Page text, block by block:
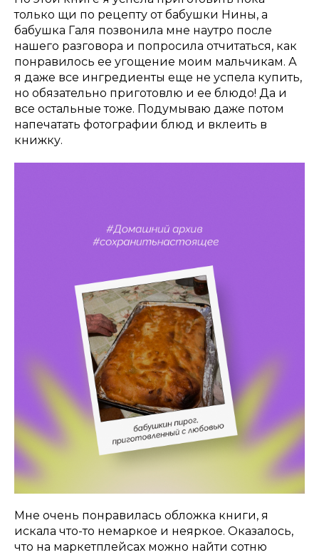
только щи по рецепту от бабушки Нины, а
бабушка Галя позвонила мне наутро после
нашего разговора и попросила отчитаться, как
понравилось ее угощение моим мальчикам. А
я даже все ингредиенты еще не успела купить,
но обязательно приготовлю и ее блюдо! Да и
все остальные тоже. Подумываю даже потом
напечатать фотографии блюд и вклеить в
книжку.
Мне очень понравилась обложка книги, я
искала что-то немаркое и неяркое. Оказалось,
что на маркетплейсах можно найти сотню